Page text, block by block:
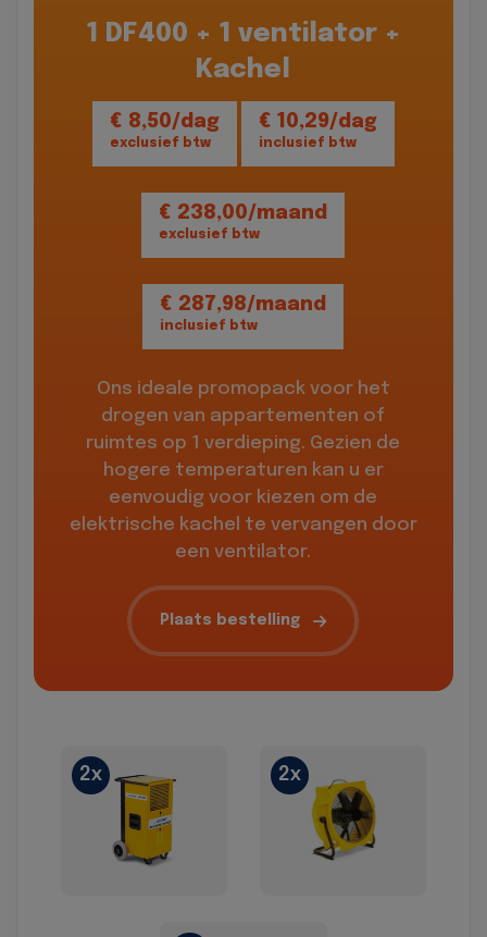
1 DF400 + 1 ventilator +
Kachel
€ 8,50/dag
exclusief btw
€ 10,29/dag
inclusief btw
€ 238,00/maand
exclusief btw
€ 287,98/maand
inclusief btw
Ons ideale promopack voor het
drogen van appartementen of
ruimtes op 1 verdieping. Gezien de
hogere temperaturen kan u er
eenvoudig voor kiezen om de
elektrische kachel te vervangen door
een ventilator.
Plaats bestelling
2x 2x